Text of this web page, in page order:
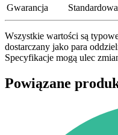
Gwarancja
Wszystkie wartości są
dostarczany jako para
Specyfikacje mogą ulec
Powiązane